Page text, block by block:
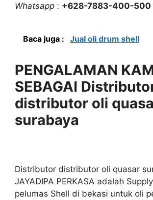
Whatsapp : +628-7883-400-500
Baca juga : Jual oli drum shell
PENGALAMAN
SEBAGAI
distributor oli
surabaya
Distributor distributor oli quasar
JAYADIPA PERKASA adalah
pelumas Shell di bekasi untuk oli